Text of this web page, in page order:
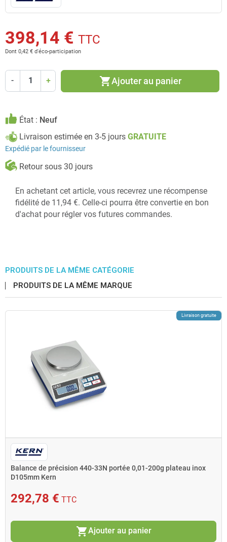
398,14 € TTC
Dont 0,42 € d'éco-participation
- + shopping_cartAjouter au panier
État : Neuf
Livraison estimée en 3-5 jours GRATUITE
Expédié par le fournisseur
Retour sous 30 jours
En achetant cet article, vous recevrez une récompense
fidélité de 11,94 €. Celle-ci pourra être convertie en bon
d'achat pour régler vos futures commandes.
PRODUITS DE LA MÊME CATÉGORIE
PRODUITS DE LA MÊME MARQUE
Livraison gratuite
Balance de précision 440-33N portée 0,01-200g plateau inox
D105mm Kern
292,78 € TTC
shopping_cartAjouter au panier